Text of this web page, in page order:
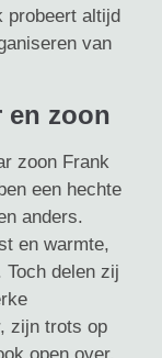
probeert altijd
van
en zoon
zoon Frank
een hechte
anders.
en warmte,
delen zij
zijn trots op